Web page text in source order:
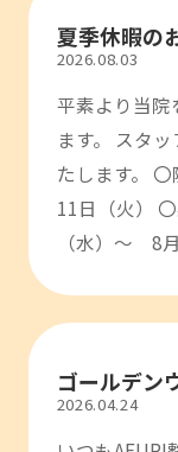
夏季休暇の
2026.08.03
平素より当院
ます。 スタ
たします。
11日（火）
（水）～ 8
ゴールデン
2026.04.24